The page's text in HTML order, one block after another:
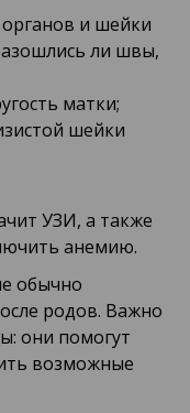
и шейки
ли швы,
матки;
шейки
УЗИ, а также
анемию.
обычно
родов. Важно
они помогут
возможные